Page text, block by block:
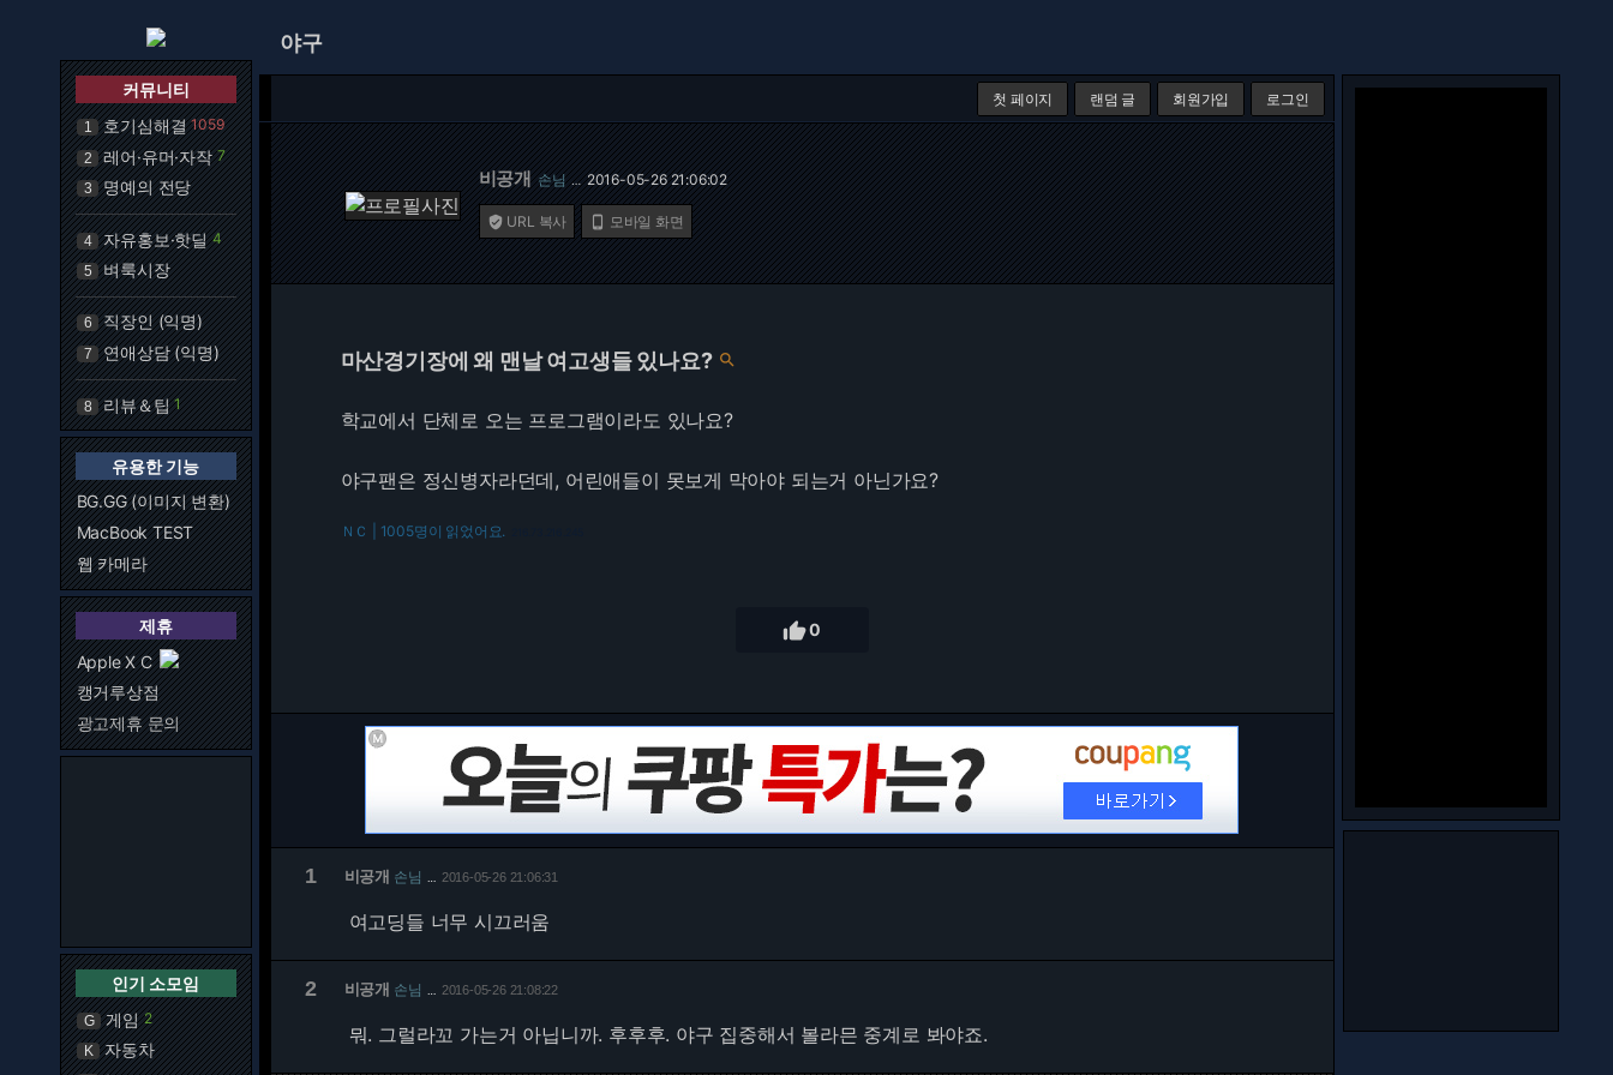
커뮤니티
1 호기심해결 1059
2 레어·유머·자작 7
3 명예의 전당
4 자유홍보·핫딜 4
5 벼룩시장
6 직장인 (익명)
7 연애상담 (익명)
8 리뷰＆팁 1
유용한 기능
BG.GG (이미지 변환)
MacBook TEST
웹 카메라
제휴
Apple X C
캥거루상점
광고제휴 문의
인기 소모임
G 게임 2
K 자동차
야구
첫 페이지 랜덤 글 회원가입 로그인
비공개 손님 … 2016-05-26 21:06:02
 URL 복사  모바일 화면
마산경기장에 왜 맨날 여고생들 있나요? 
학교에서 단체로 오는 프로그램이라도 있나요?
야구팬은 정신병자라던데, 어린애들이 못보게 막아야 되는거 아닌가요?
ＮＣ | 1005명이 읽었어요.
0
1 비공개 손님 2016-05-26 21:06:31
여고딩들 너무 시끄러움
2 비공개 손님 2016-05-26 21:08:22
뭐. 그럴라꼬 가는거 아닙니까. 후후후. 야구 집중해서 볼라믄 중계로 봐야죠.